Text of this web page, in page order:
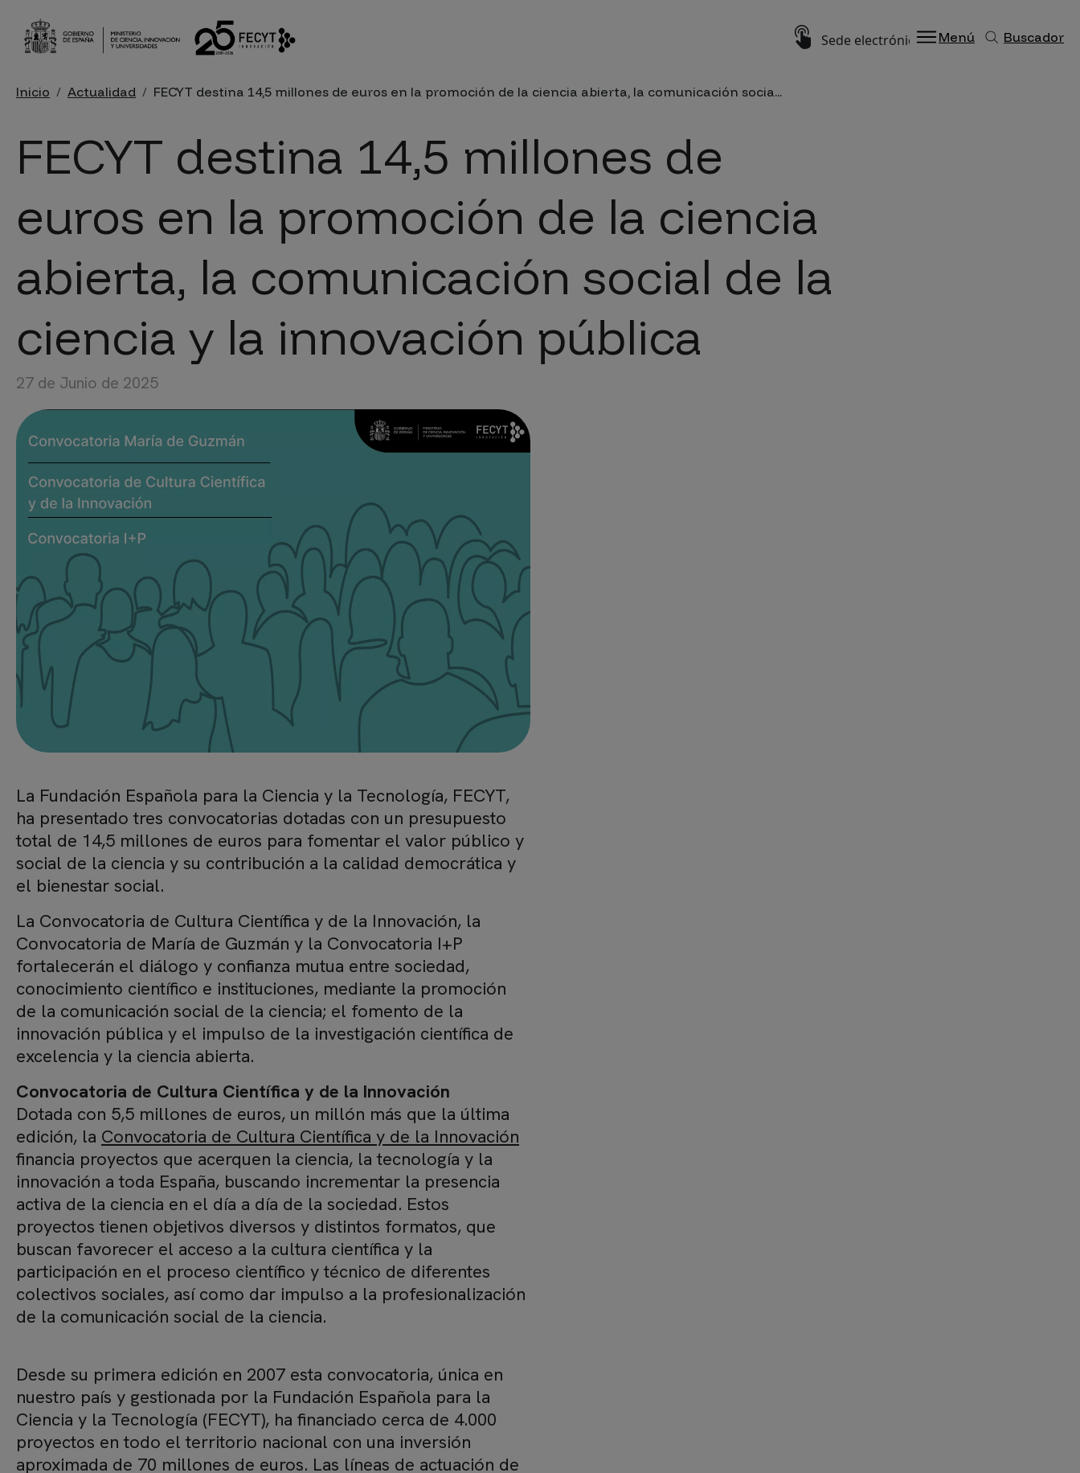
Menú
ImagenSede electrónica Buscador
Sobrescribir enlaces de ayuda a la navegación
Inicio Actualidad FECYT destina 14,5 millones de euros en la promoción de la ciencia abierta, la comunicación socia...
27 de Junio de 2025
FECYT destina 14,5 millones de
euros en la promoción de la ciencia
abierta, la comunicación social de la
ciencia y la innovación pública
La Fundación Española para la Ciencia y la Tecnología, FECYT,
ha presentado tres convocatorias dotadas con un presupuesto
total de 14,5 millones de euros para fomentar el valor público y
social de la ciencia y su contribución a la calidad democrática y
el bienestar social.
La Convocatoria de Cultura Científica y de la Innovación, la
Convocatoria de María de Guzmán y la Convocatoria I+P
fortalecerán el diálogo y confianza mutua entre sociedad,
conocimiento científico e instituciones, mediante la promoción
de la comunicación social de la ciencia; el fomento de la
innovación pública y el impulso de la investigación científica de
excelencia y la ciencia abierta.
Convocatoria de Cultura Científica y de la Innovación
Dotada con 5,5 millones de euros, un millón más que la última
edición, la Convocatoria de Cultura Científica y de la Innovación
financia proyectos que acerquen la ciencia, la tecnología y la
innovación a toda España, buscando incrementar la presencia
activa de la ciencia en el día a día de la sociedad. Estos
proyectos tienen objetivos diversos y distintos formatos, que
buscan favorecer el acceso a la cultura científica y la
participación en el proceso científico y técnico de diferentes
colectivos sociales, así como dar impulso a la profesionalización
de la comunicación social de la ciencia.
Desde su primera edición en 2007 esta convocatoria, única en
nuestro país y gestionada por la Fundación Española para la
Ciencia y la Tecnología (FECYT), ha financiado cerca de 4.000
proyectos en todo el territorio nacional con una inversión
aproximada de 70 millones de euros. Las líneas de actuación de